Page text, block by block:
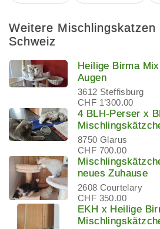
Weitere Mischlingskatzen
Schweiz
Heilige Birma
Augen
3612 Steffisburg
CHF 1’300.00
4 BLH-Perser x
8750 Glarus
CHF 700.00
neues Zuhause
2608 Courtelary
CHF 350.00
EKH x Heilige